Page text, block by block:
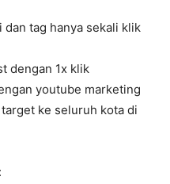
tag hanya sekali klik
dengan 1x klik
youtube marketing
ke seluruh kota di